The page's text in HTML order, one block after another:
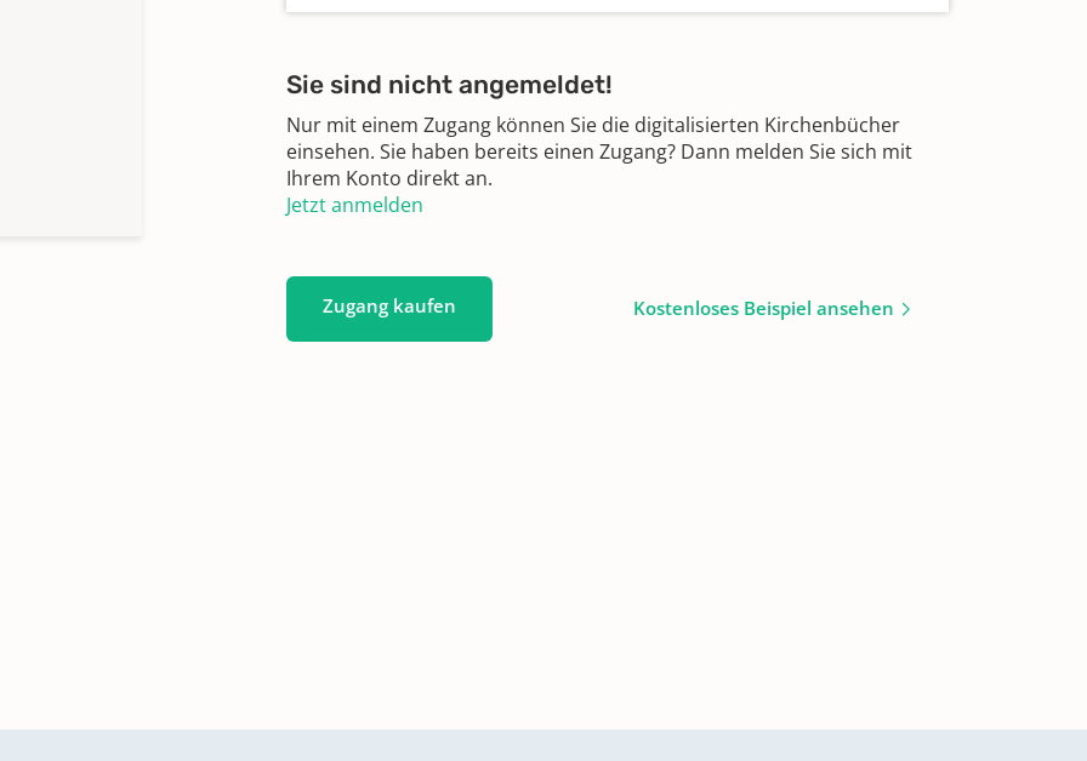
Sie sind nicht angemeldet!
Nur mit einem Zugang können Sie die digitalisierten Kirchenbücher
einsehen. Sie haben bereits einen Zugang? Dann melden Sie sich mit
Ihrem Konto direkt an.
Jetzt anmelden
Zugang kaufen Kostenloses Beispiel ansehen